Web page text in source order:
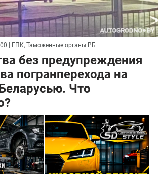
| ГПК, Таможенные органы РБ
без предупреждения
погранперехода на
Что